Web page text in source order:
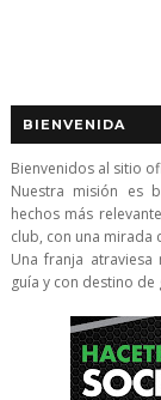
BIENVENIDA
Bienvenidos al sitio
Nuestra misión es
hechos más
club, con una mirada
Una franja
guía y con destino